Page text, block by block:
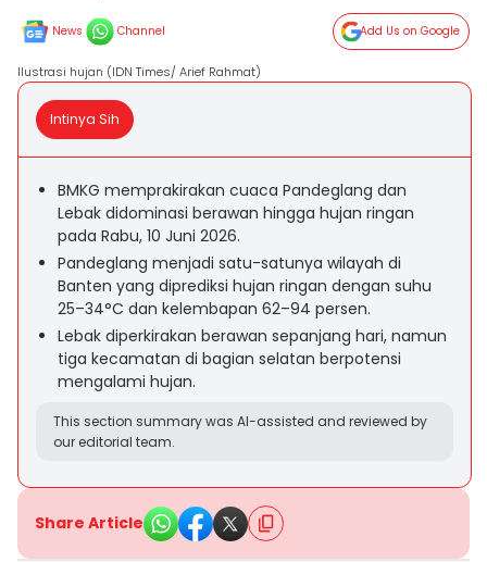
News Channel Add Us on Google
Ilustrasi hujan (IDN Times/ Arief Rahmat)
Intinya Sih
BMKG memprakirakan cuaca Pandeglang dan
Lebak didominasi berawan hingga hujan ringan
pada Rabu, 10 Juni 2026.
Pandeglang menjadi satu-satunya wilayah di
Banten yang diprediksi hujan ringan dengan suhu
25–34°C dan kelembapan 62–94 persen.
Lebak diperkirakan berawan sepanjang hari, namun
tiga kecamatan di bagian selatan berpotensi
mengalami hujan.
This section summary was AI-assisted and reviewed by
our editorial team.
Share Article